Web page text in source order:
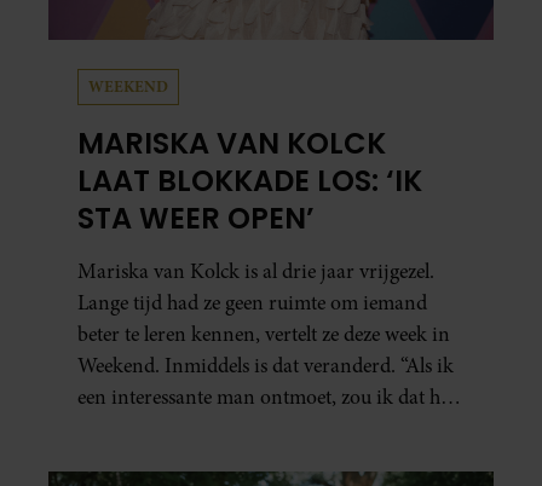
WEEKEND
MARISKA VAN KOLCK
LAAT BLOKKADE LOS: ‘IK
STA WEER OPEN’
Mariska van Kolck is al drie jaar vrijgezel.
Lange tijd had ze geen ruimte om iemand
beter te leren kennen, vertelt ze deze week in
Weekend. Inmiddels is dat veranderd. “Als ik
een interessante man ontmoet, zou ik dat heel